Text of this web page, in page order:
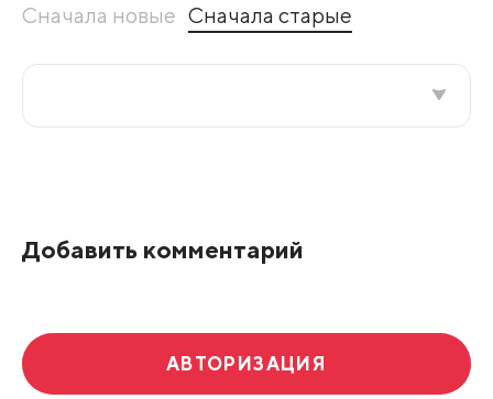
Сначала новые Сначала старые
Добавить комментарий
АВТОРИЗАЦИЯ